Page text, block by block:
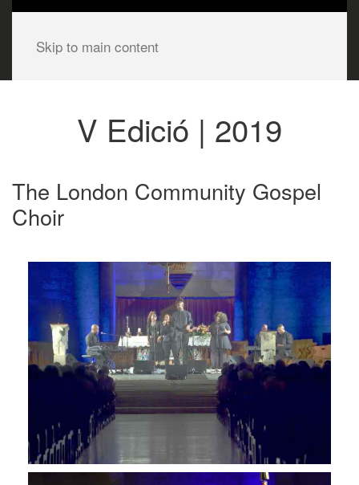
Skip to main content
V Edició | 2019
The London Community Gospel
Choir